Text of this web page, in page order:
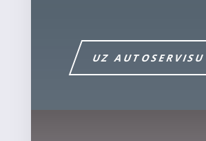
UZ AUTOSERVISU